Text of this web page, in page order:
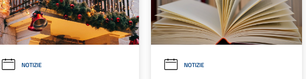
NOTIZIE NOTIZIE